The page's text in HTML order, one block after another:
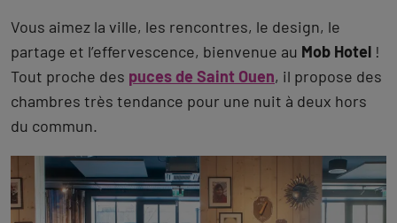
Vous aimez la ville, les rencontres, le design, le
partage et l’effervescence, bienvenue au Mob Hotel !
Tout proche des puces de Saint Ouen, il propose des
chambres très tendance pour une nuit à deux hors
du commun.